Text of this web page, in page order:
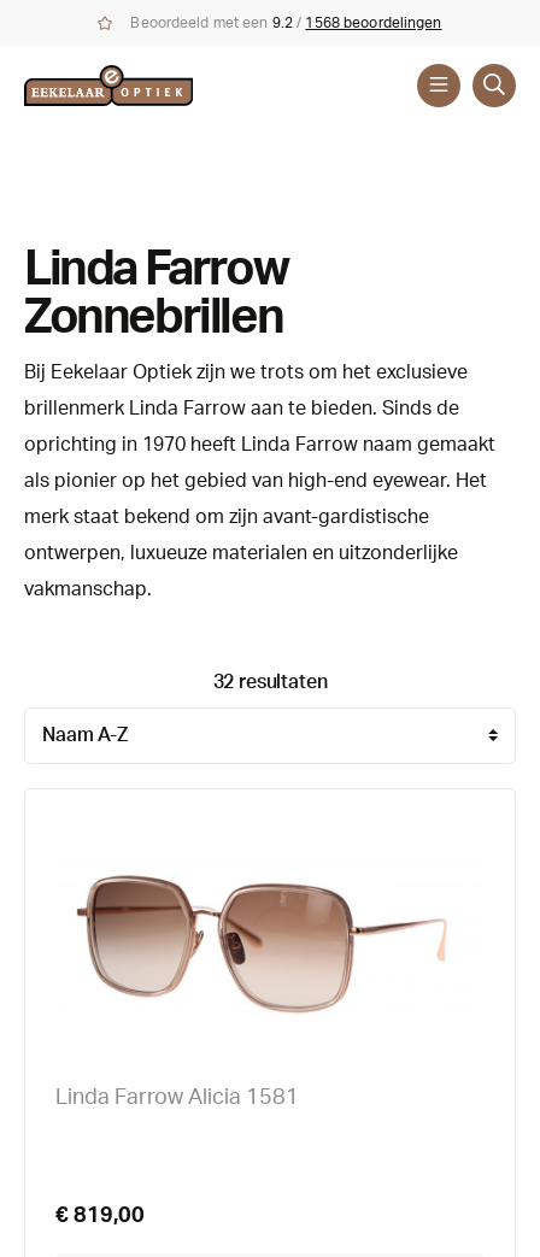
Beoordeeld met een 9.2 / 1568 beoordelingen
Linda
FarrowLinda Farrow
Zonnebrillen
Bij Eekelaar Optiek zijn we trots om het exclusieve
brillenmerk Linda Farrow aan te bieden. Sinds de
oprichting in 1970 heeft Linda Farrow naam gemaakt
als pionier op het gebied van high-end eyewear. Het
merk staat bekend om zijn avant-gardistische
ontwerpen, luxueuze materialen en uitzonderlijke
vakmanschap.
32 resultaten
Linda Farrow Alicia 1581
€ 819,00